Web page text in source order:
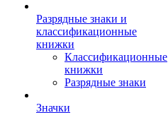
Разрядные знаки и
классификационные
книжки
Классификационные
книжки
Разрядные знаки
Значки